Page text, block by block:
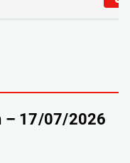
– 17/07/2026